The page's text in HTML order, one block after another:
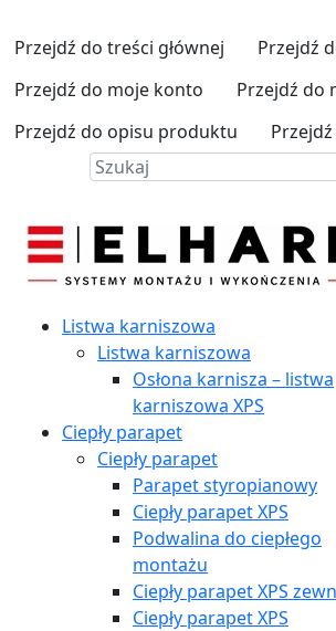
Przejdź do treści głównej
Przejdź
Przejdź do moje konto
Przejdź do
Przejdź do opisu produktu
Listwa karniszowa
Listwa karniszowa
Osłona karnisza – listwa
karniszowa XPS
Ciepły parapet
Ciepły parapet
Parapet styropianowy
Ciepły parapet XPS
Podwalina do ciepłego
montażu
Ciepły parapet XPS
Ciepły parapet XPS